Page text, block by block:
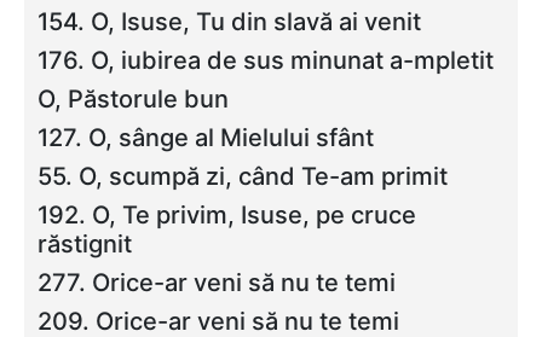
154. O, Isuse, Tu din slavă ai venit
176. O, iubirea de sus minunat a-mpletit
O, Păstorule bun
127. O, sânge al Mielului sfânt
55. O, scumpă zi, când Te-am primit
192. O, Te privim, Isuse, pe cruce
răstignit
277. Orice-ar veni să nu te temi
209. Orice-ar veni să nu te temi